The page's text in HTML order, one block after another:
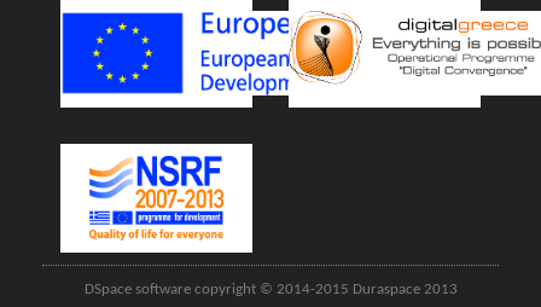
DSpace software copyright © 2014-2015 Duraspace 2013